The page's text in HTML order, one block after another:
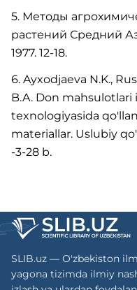
5. Методы
растений Средний
1977. 12-18.
6. Ayxodjaeva N.K.,
B.A. Don mahsulotlari
texnologiyasida
materiallar. Uslubiy
-3-28 b.
SLIB.uz — O'zbekiston
yagona tizimda ilmiy